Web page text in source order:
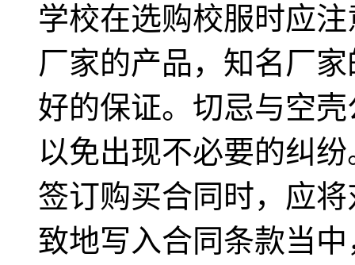
学校在选购校服时应
厂家的产品，知名厂
好的保证。切忌与空
以免出现不必要的纠
签订购买合同时，应
致地写入合同条款当